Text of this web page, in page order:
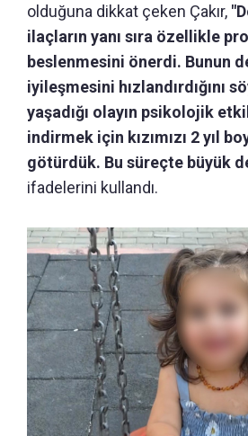
olduğuna dikkat çeken Çakır,
ilaçların yanı sıra özellikle
beslenmesini önerdi. Bunun
iyileşmesini hızlandırdığını
yaşadığı olayın psikolojik
indirmek için kızımızı 2 yıl
götürdük. Bu süreçte büyük
ifadelerini kullandı.